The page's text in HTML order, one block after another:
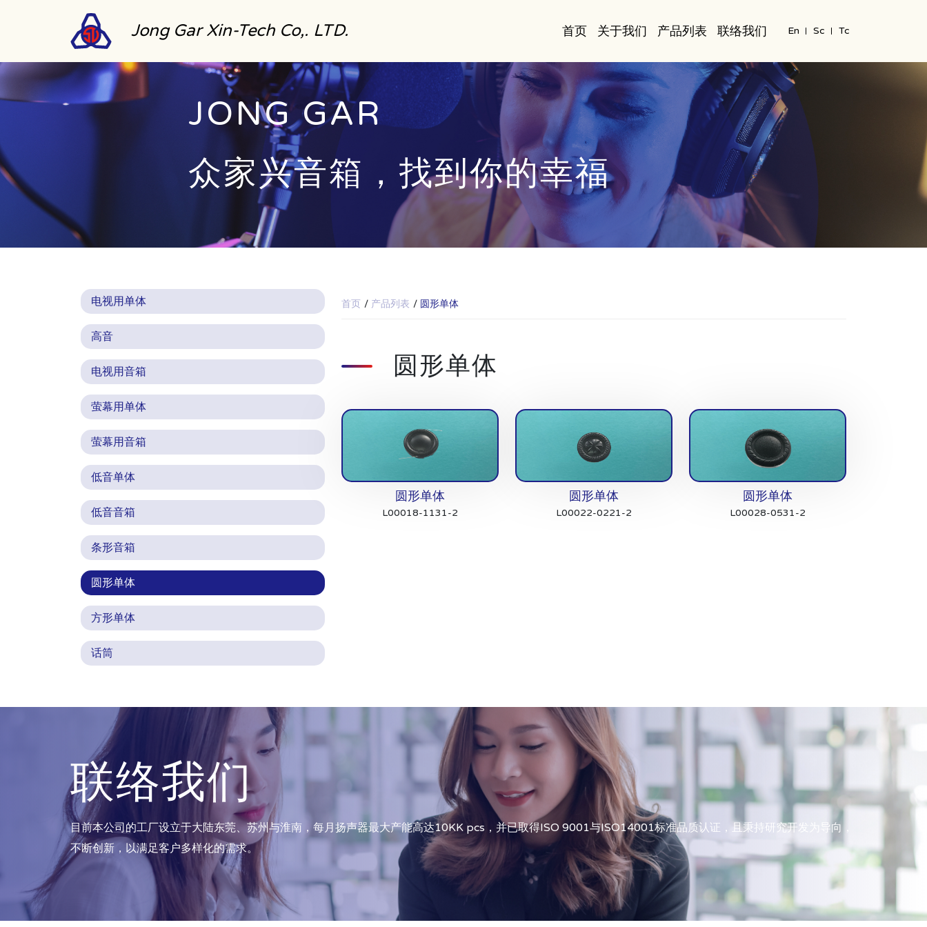
Jong Gar Xin-Tech Co,. LTD. 首页 关于我们 产品列表 联络我们 En Sc Tc
JONG GAR
众家兴音箱，找到你的幸福
电视用单体
高音
电视用音箱
萤幕用单体
萤幕用音箱
低音单体
低音音箱
条形音箱
圆形单体
方形单体
话筒
首页 产品列表 圆形单体
圆形单体
圆形单体
L00018-1131-2
圆形单体
L00022-0221-2
圆形单体
L00028-0531-2
联络我们
目前本公司的工厂设立于大陆东莞、苏州与淮南，每月扬声器最大产能高达10KK pcs，并已取得ISO 9001与ISO14001标准品质认证，且秉持研究开发为导向，
不断创新，以满足客户多样化的需求。